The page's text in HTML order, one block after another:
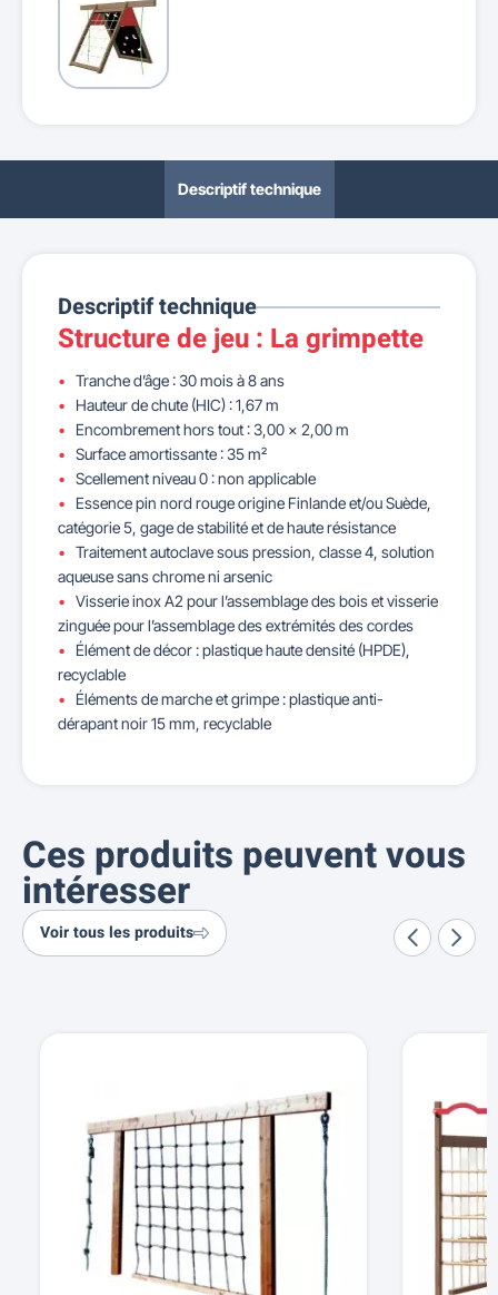
Descriptif technique
Descriptif technique
Structure de jeu : La grimpette
Tranche d’âge : 30 mois à 8 ans
Hauteur de chute (HIC) : 1,67 m
Encombrement hors tout : 3,00 x 2,00 m
Surface amortissante : 35 m²
Scellement niveau 0 : non applicable
Essence pin nord rouge origine Finlande et/ou Suède,
catégorie 5, gage de stabilité et de haute résistance
Traitement autoclave sous pression, classe 4, solution
aqueuse sans chrome ni arsenic
Visserie inox A2 pour l’assemblage des bois et visserie
zinguée pour l’assemblage des extrémités des cordes
Élément de décor : plastique haute densité (HPDE),
recyclable
Éléments de marche et grimpe : plastique anti-
dérapant noir 15 mm, recyclable
Ces produits peuvent vous
intéresser
Voir tous les produits